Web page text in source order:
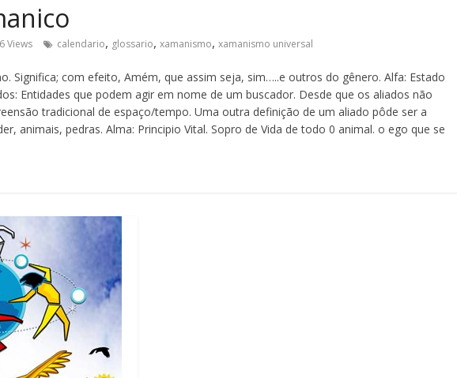
Views calendario, glossario, xamanismo, xamanismo universal
Significa; com efeito, Amém, que assim seja, sim…..e outros do gênero. Alfa: Estado
Entidades que podem agir em nome de um buscador. Desde que os aliados não
tradicional de espaço/tempo. Uma outra definição de um aliado pôde ser a
animais, pedras. Alma: Principio Vital. Sopro de Vida de todo 0 animal. o ego que se